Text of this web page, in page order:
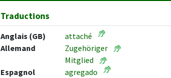
Traductions
Anglais (GB)
attaché
Allemand
Zugehöriger
Mitglied
Espagnol
agregado